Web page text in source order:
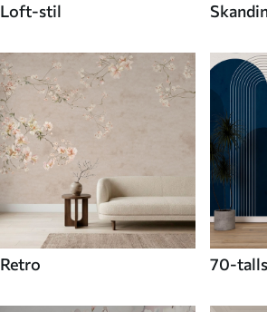
Loft-stil
Retro 70-